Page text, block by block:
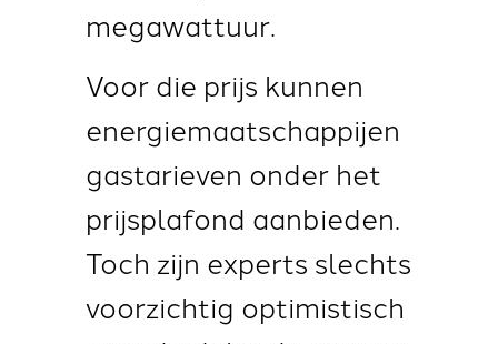
megawattuur.
Voor die prijs kunnen
energiemaatschappijen
gastarieven onder het
prijsplafond aanbieden.
Toch zijn experts slechts
voorzichtig optimistisch